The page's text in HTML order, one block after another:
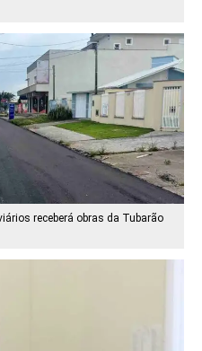
receberá obras da Tubarão